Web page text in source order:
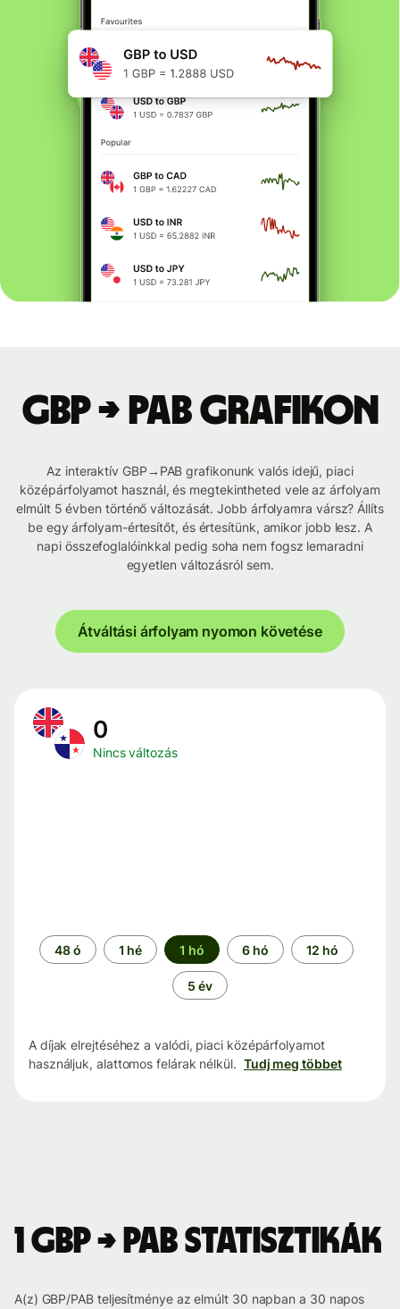
GBP → PAB grafikon
Az interaktív GBP→PAB grafikonunk valós idejű, piaci
középárfolyamot használ, és megtekintheted vele az árfolyam
elmúlt 5 évben történő változását. Jobb árfolyamra vársz? Állíts
be egy árfolyam-értesítőt, és értesítünk, amikor jobb lesz. A
napi összefoglalóinkkal pedig soha nem fogsz lemaradni
egyetlen változásról sem.
Átváltási árfolyam nyomon követése
0
Nincs változás
Időszak
48 ó 1 hé 1 hó 6 hó 12 hó
5 év
A díjak elrejtéséhez a valódi, piaci középárfolyamot
használjuk, alattomos felárak nélkül. Tudj meg többet
1 GBP → PAB statisztikák
A(z) GBP/PAB teljesítménye az elmúlt 30 napban a 30 napos